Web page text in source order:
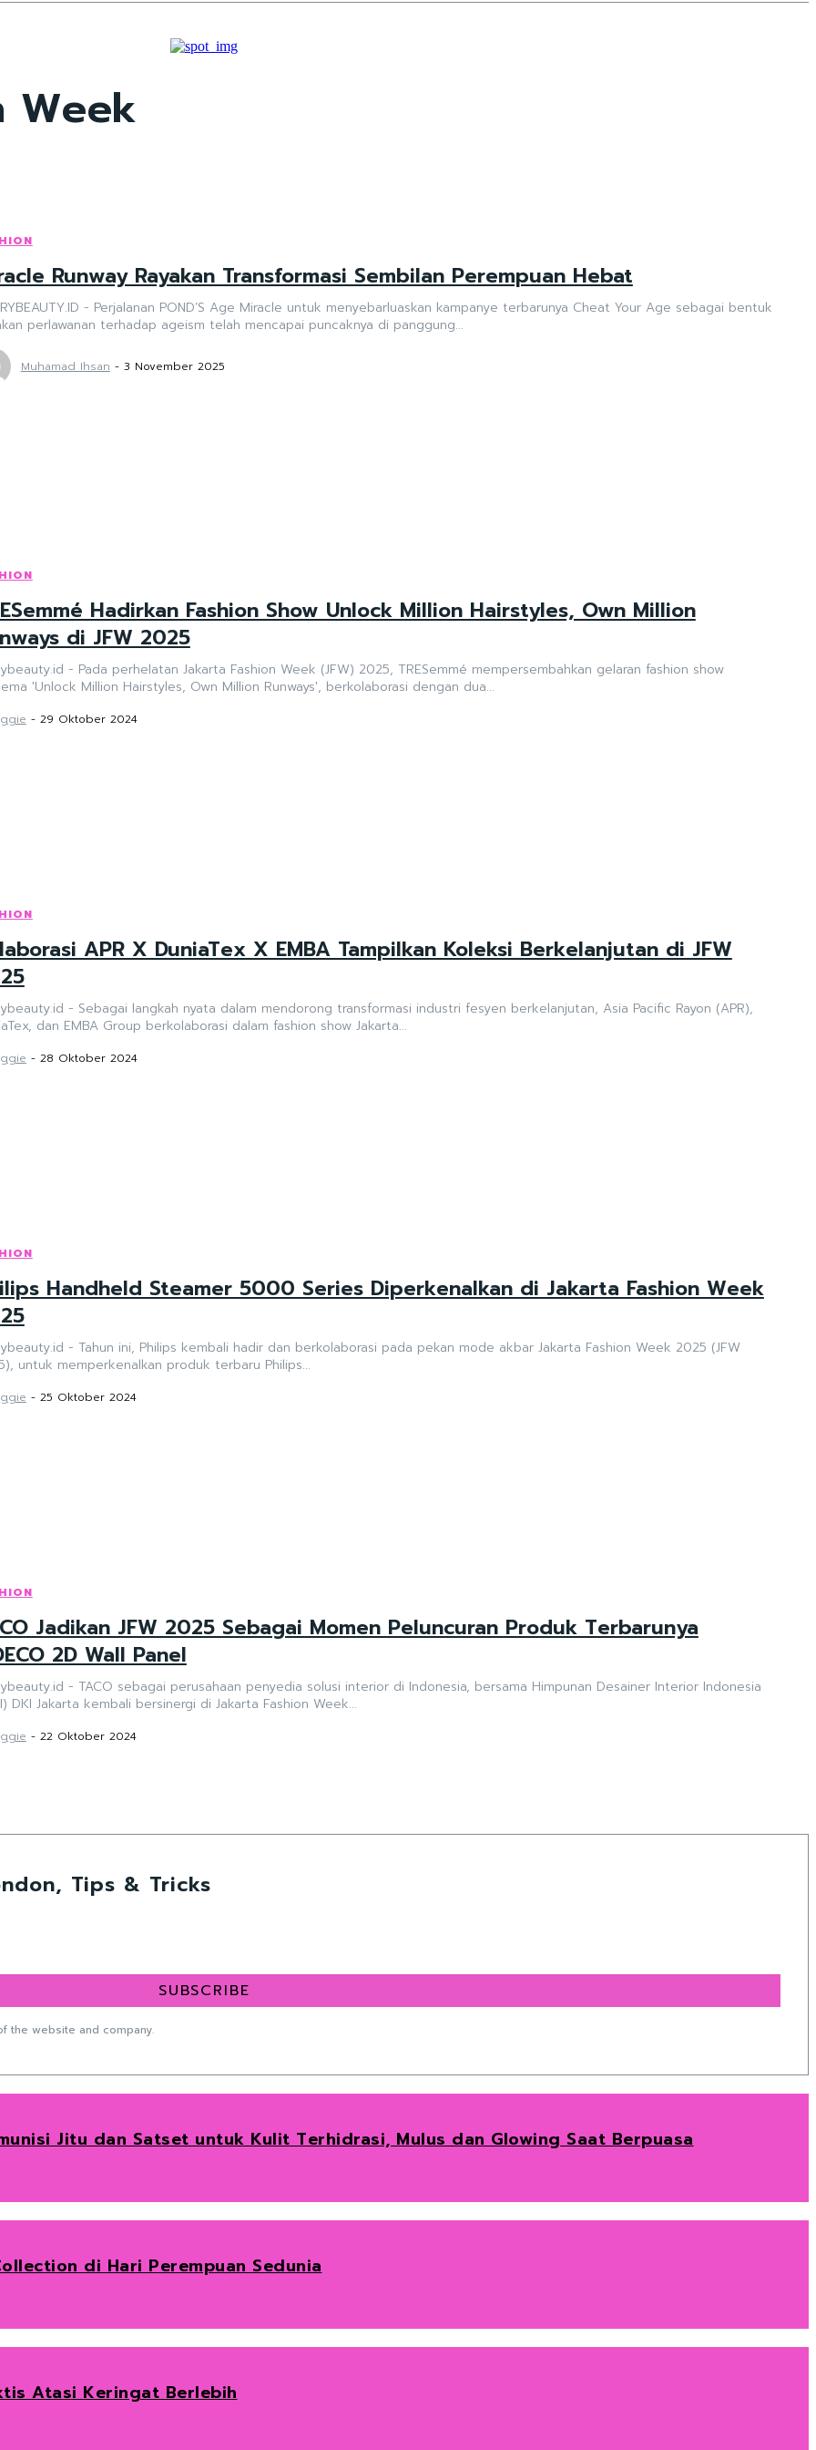
Week
Runway Rayakan Transformasi Sembilan Perempuan Hebat
- Perjalanan POND’S Age Miracle untuk menyebarluaskan kampanye terbarunya Cheat Your Age sebagai bentuk
perlawanan terhadap ageism telah mencapai puncaknya di panggung...
Muhamad Ihsan - 3 November 2025
Hadirkan Fashion Show Unlock Million Hairstyles, Own Million
di JFW 2025
- Pada perhelatan Jakarta Fashion Week (JFW) 2025, TRESemmé mempersembahkan gelaran fashion show
'Unlock Million Hairstyles, Own Million Runways', berkolaborasi dengan dua...
- 29 Oktober 2024
APR X DuniaTex X EMBA Tampilkan Koleksi Berkelanjutan di JFW
- Sebagai langkah nyata dalam mendorong transformasi industri fesyen berkelanjutan, Asia Pacific Rayon (APR),
dan EMBA Group berkolaborasi dalam fashion show Jakarta...
- 28 Oktober 2024
Handheld Steamer 5000 Series Diperkenalkan di Jakarta Fashion Week
- Tahun ini, Philips kembali hadir dan berkolaborasi pada pekan mode akbar Jakarta Fashion Week 2025 (JFW
untuk memperkenalkan produk terbaru Philips...
- 25 Oktober 2024
Jadikan JFW 2025 Sebagai Momen Peluncuran Produk Terbarunya
2D Wall Panel
- TACO sebagai perusahaan penyedia solusi interior di Indonesia, bersama Himpunan Desainer Interior Indonesia
DKI Jakarta kembali bersinergi di Jakarta Fashion Week...
- 22 Oktober 2024
Tips & Tricks
SUBSCRIBE
the website and company.
Jitu dan Satset untuk Kulit Terhidrasi, Mulus dan Glowing Saat Berpuasa
di Hari Perempuan Sedunia
Atasi Keringat Berlebih